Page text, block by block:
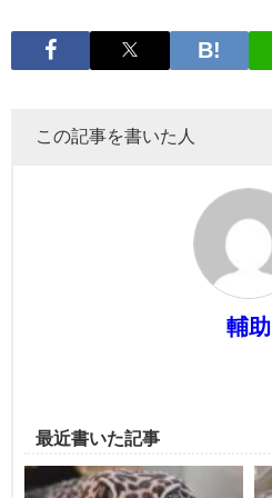
この記事を書いた人
輔助
最近書いた記事